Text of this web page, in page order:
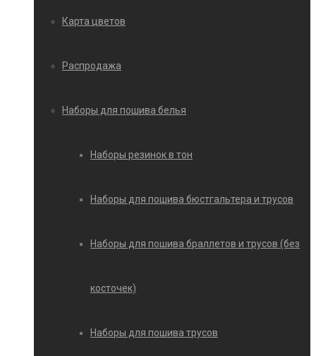
Карта цветов
Распродажа
Наборы для пошива белья
Наборы резинок в тон
Наборы для пошива бюстгальтера и трусов
Наборы для пошива браллетов и трусов (без
косточек)
Наборы для пошива трусов